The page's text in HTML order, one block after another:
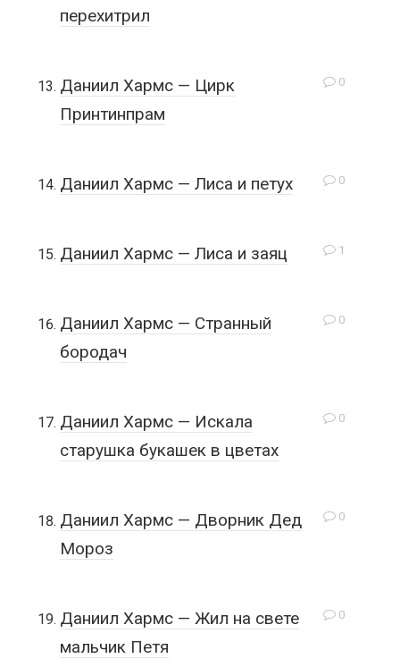
перехитрил
0
Даниил Хармс — Цирк
Принтинпрам
0
Даниил Хармс — Лиса и петух
1
Даниил Хармс — Лиса и заяц
0
Даниил Хармс — Странный
бородач
0
Даниил Хармс — Искала
старушка букашек в цветах
0
Даниил Хармс — Дворник Дед
Мороз
0
Даниил Хармс — Жил на свете
мальчик Петя